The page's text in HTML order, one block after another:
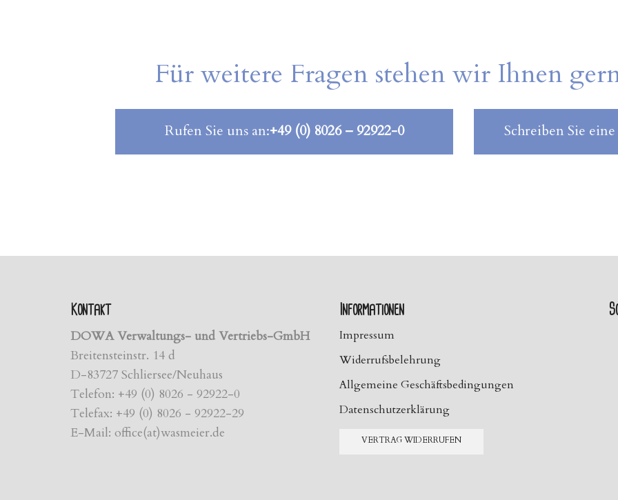
Für weitere Fragen stehen wir Ihnen
Rufen Sie uns an:+49 (0) 8026 – 92922-0 Schreiben Sie
Kontakt
DOWA Verwaltungs- und Vertriebs-GmbH
Breitensteinstr. 14 d
D-83727 Schliersee/Neuhaus
Telefon: +49 (0) 8026 - 92922-0
Telefax: +49 (0) 8026 - 92922-29
E-Mail: office(at)wasmeier.de
Informationen
Impressum
Widerrufsbelehrung
Allgemeine Geschäftsbedingungen
Datenschutzerklärung
VERTRAG WIDERRUFEN